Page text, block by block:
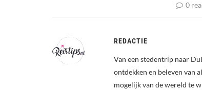
0
REDACTIE
Van een stedentrip naar
ontdekken en beleven van
mogelijk van de wereld te